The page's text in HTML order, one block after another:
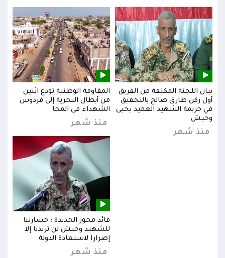
بيان اللجنة المكلفة من الفريق
أول ركن طارق صالح بالتحقيق
في جريمة الشهيد العميد يحيى
وحيش
منذ شهر
المقاومة الوطنية تودع اثنين
من أبطال البحرية إلى فردوس
الشهداء في المخا
منذ شهر
قائد محور الحديدة : خسارتنا
للشهيد وحيش لن تزيدنا إلا
إصرارا لاستعادة الدولة
منذ شهر